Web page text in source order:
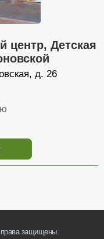
центр, Детская
д. 26
права защищены.